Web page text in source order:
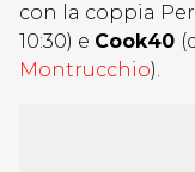
con la coppia
10:30) e Cook40
Montrucchio).